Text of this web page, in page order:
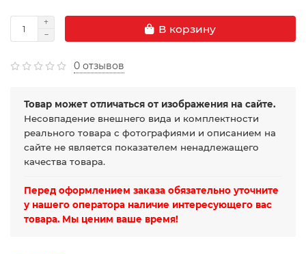
В корзину
0 отзывов
Товар может отличаться от изображения на сайте.
Несовпадение внешнего вида и комплектности
реального товара с фотографиями и описанием на
сайте не является показателем ненадлежащего
качества товара.
Перед оформлением заказа обязательно уточните
у нашего оператора наличие интересующего вас
товара. Мы ценим ваше время!